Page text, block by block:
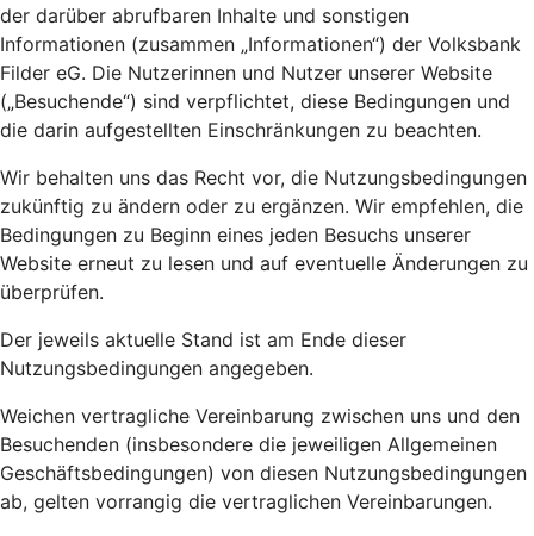
der darüber abrufbaren Inhalte und sonstigen
Informationen (zusammen „Informationen“) der Volksbank
Filder eG. Die Nutzerinnen und Nutzer unserer Website
(„Besuchende“) sind verpflichtet, diese Bedingungen und
die darin aufgestellten Einschränkungen zu beachten.
Wir behalten uns das Recht vor, die Nutzungsbedingungen
zukünftig zu ändern oder zu ergänzen. Wir empfehlen, die
Bedingungen zu Beginn eines jeden Besuchs unserer
Website erneut zu lesen und auf eventuelle Änderungen zu
überprüfen.
Der jeweils aktuelle Stand ist am Ende dieser
Nutzungsbedingungen angegeben.
Weichen vertragliche Vereinbarung zwischen uns und den
Besuchenden (insbesondere die jeweiligen Allgemeinen
Geschäftsbedingungen) von diesen Nutzungsbedingungen
ab, gelten vorrangig die vertraglichen Vereinbarungen.